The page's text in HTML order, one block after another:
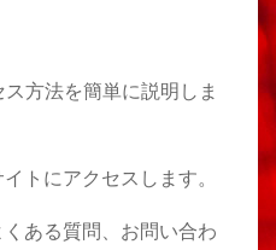
方法を簡単に説明しま
トにアクセスします。
ある質問、お問い合わ